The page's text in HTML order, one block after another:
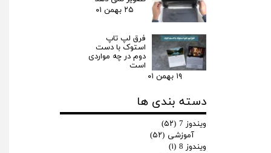
۲۵ بهمن ۰۱
فرق لپ‌ تاپ
استوک با دست
دوم در چه مواردی
است
۱۹ بهمن ۰۱
دسته بندی ها
ویندوز 7
(۵۲)
آموزشی (۵۲)
ویندوز 8
(۱)